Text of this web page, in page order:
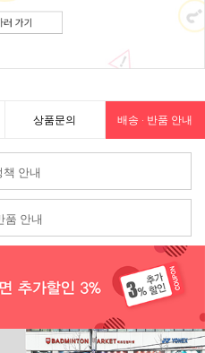
상품문의 배송 · 반품 안내
안내
품 안내